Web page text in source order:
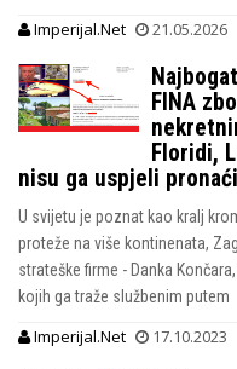
Imperijal.Net 21.05.2026
FINA
Floridi,
nisu ga uspjeli pronaći
U svijetu je poznat kao kralj
proteže na više kontinenata,
strateške firme - Danka
kojih ga traže službenim putem
Imperijal.Net 17.10.2023